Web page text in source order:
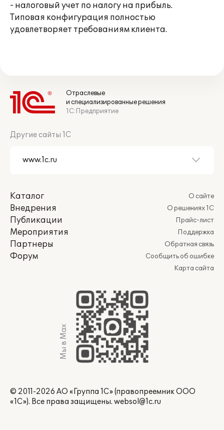
- налоговый учет по налогу на прибыль.
Типовая конфигурация полностью
удовлетворяет требованиям клиента.
Отраслевые
и специализированные решения
1С:Предприятие
Другие сайты 1С
Каталог
Внедрения
Публикации
Мероприятия
Партнеры
Форум
О сайте
О решениях 1С
Прайс-лист
Поддержка
Обратная связь
Сообщить об ошибке
Карта сайта
Мы в Max
© 2011-2026 АО «Группа 1С» (правопреемник ООО
«1С»). Все права защищены. websol@1c.ru